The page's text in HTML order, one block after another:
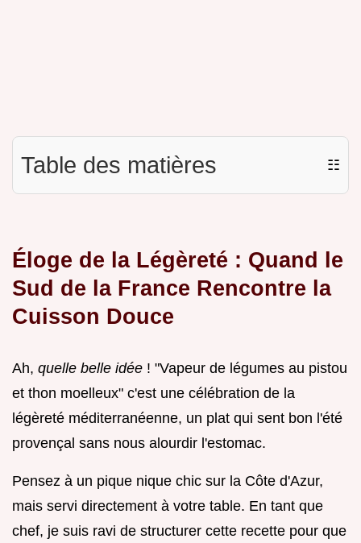
Table des matières ☷
Éloge de la Légèreté : Quand le
Sud de la France Rencontre la
Cuisson Douce
Ah, quelle belle idée ! "Vapeur de légumes au pistou
et thon moelleux" c'est une célébration de la
légèreté méditerranéenne, un plat qui sent bon l'été
provençal sans nous alourdir l'estomac.
Pensez à un pique nique chic sur la Côte d'Azur,
mais servi directement à votre table. En tant que
chef, je suis ravi de structurer cette recette pour que